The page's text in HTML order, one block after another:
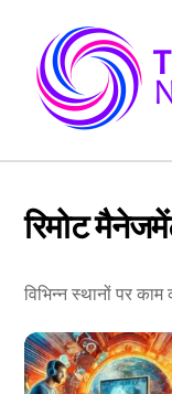
content
रिमोट
विभिन्न स्थानों पर